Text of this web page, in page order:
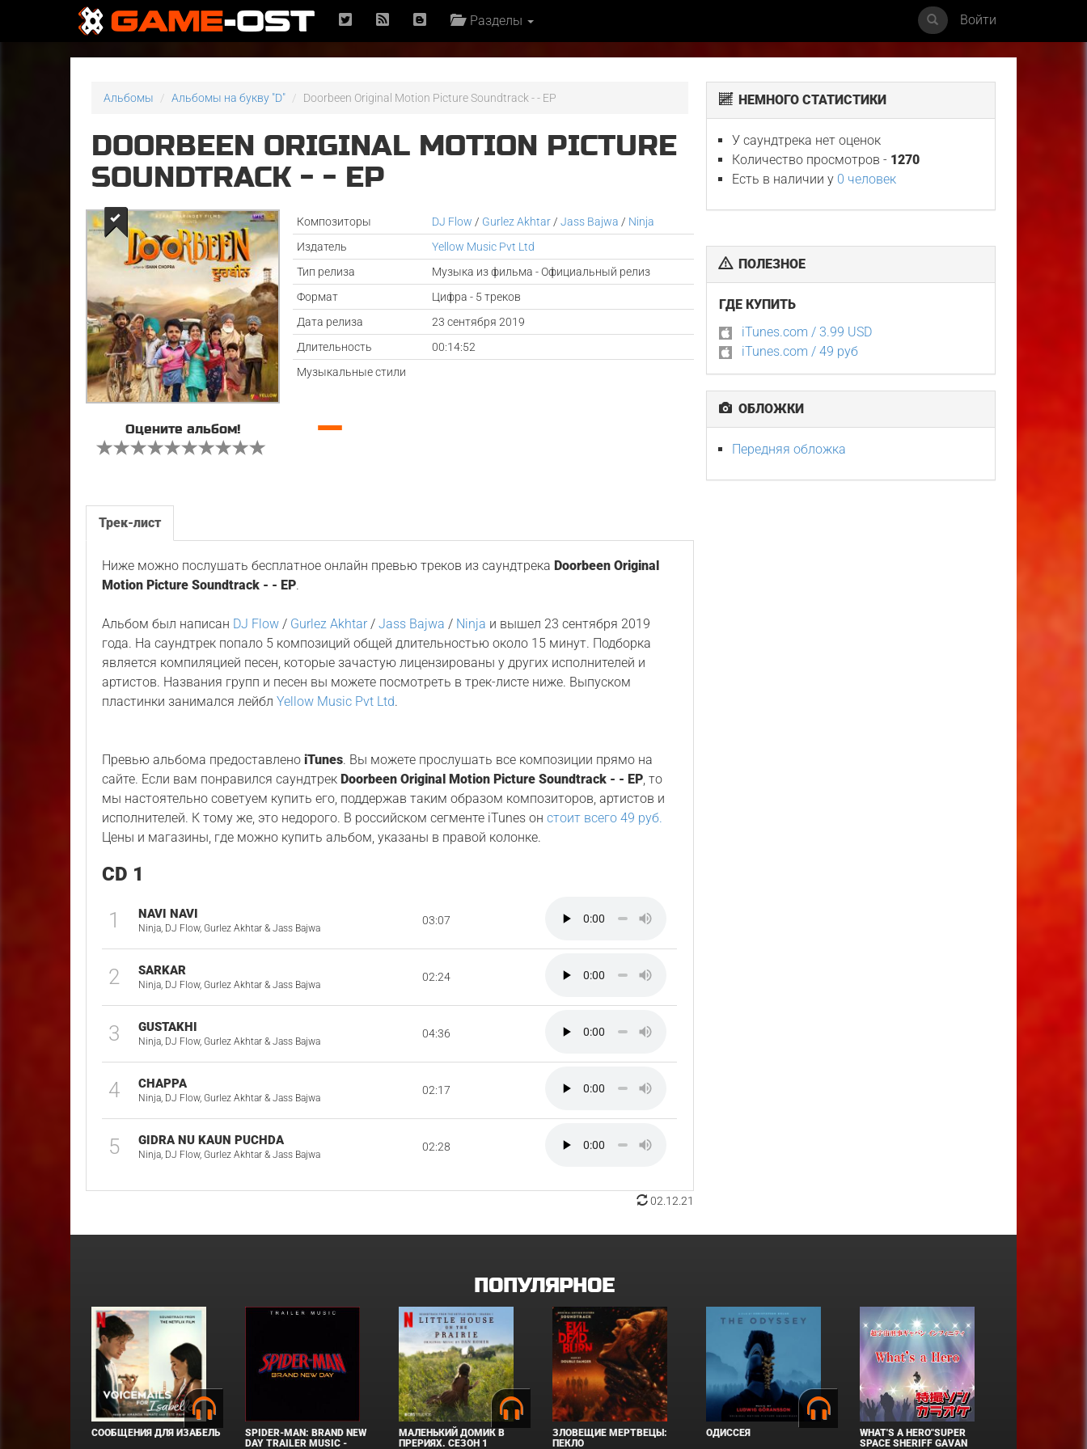
Разделы Войти
Альбомы Альбомы на букву "D" Doorbeen Original Motion Picture Soundtrack - - EP
DOORBEEN ORIGINAL MOTION PICTURE
SOUNDTRACK - - EP
Композиторы DJ Flow / Gurlez Akhtar/ Jass Bajwa / Ninja
Издатель
Yellow Music Pvt Ltd
Тип релиза
Музыка из фильма - Официальный релиз
Формат
Цифра - 5 треков
Дата релиза
23 сентября 2019
Длительность
00:14:52
Музыкальные стили
Оцените альбом! —
Трек-лист
Ниже можно послушать бесплатное онлайн превью треков из саундтрека Doorbeen Original
Motion Picture Soundtrack - - EP.
Альбом был написан DJ Flow / Gurlez Akhtar /Jass Bajwa / Ninja и вышел 23 сентября 2019
года. На саундтрек попало 5 композиций общей длительностью около 15 минут. Подборка
является компиляцией песен, которые зачастую лицензированы у других исполнителей и
артистов. Названия групп и песен вы можете посмотреть в трек-листе ниже. Выпуском
пластинки занимался лейблYellow Music Pvt Ltd.
Превью альбома предоставленоiTunes. Вы можете прослушать все композиции прямо на
сайте. Если вам понравился саундтрек Doorbeen Original Motion Picture Soundtrack - - EP, то
мы настоятельно советуем купить его, поддержав таким образом композиторов, артистов и
исполнителей. К тому же, это недорого. В российском сегменте iTunes онстоит всего 49 руб.
Цены и магазины, где можно купить альбом, указаны в правой колонке.
CD 1
1 NAVI NAVI
Ninja, DJ Flow, Gurlez Akhtar & Jass Bajwa
03:07
2 SARKAR
Ninja, DJ Flow, Gurlez Akhtar & Jass Bajwa
02:24
3 GUSTAKHI
Ninja, DJ Flow, Gurlez Akhtar & Jass Bajwa
04:36
4 CHAPPA
Ninja, DJ Flow, Gurlez Akhtar & Jass Bajwa
02:17
5 GIDRA NU KAUN PUCHDA
Ninja, DJ Flow, Gurlez Akhtar & Jass Bajwa
02:28
02.12.21
НЕМНОГО СТАТИСТИКИ
У саундтрека нет оценок
Количество просмотров - 1270
Есть в наличии у 0 человек
ПОЛЕЗНОЕ
ГДЕ КУПИТЬ
iTunes.com / 3.99 USD
iTunes.com / 49 руб
ОБЛОЖКИ
Передняя обложка
ПОПУЛЯРНОЕ
СООБЩЕНИЯ ДЛЯ ИЗАБЕЛЬ
SPIDER-MAN: BRAND NEW
DAY TRAILER MUSIC -
МАЛЕНЬКИЙ ДОМИК В
ПРЕРИЯХ. СЕЗОН 1
ЗЛОВЕЩИЕ МЕРТВЕЦЫ:
ПЕКЛО
ОДИССЕЯ
WHAT'S A HERO"SUPER
SPACE SHERIFF GAVAN